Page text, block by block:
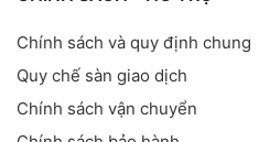
Chính sách và quy định chung
Quy chế sàn giao dịch
Chính sách vận chuyển